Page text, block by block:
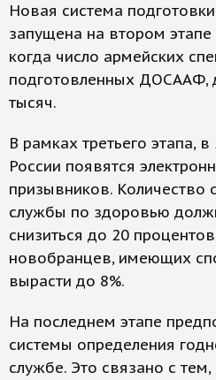
Новая система
запущена на втором
когда число армейских
подготовленных ДОСААФ,
тысяч.
В рамках третьего этапа,
России появятся
призывников.
службы по здоровью
снизиться до 20
новобранцев, имеющих
вырасти до 8%.
На последнем этапе
системы определения
службе. Это связано с тем,